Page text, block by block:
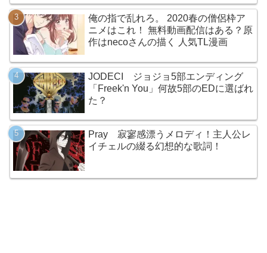
俺の指で乱れろ。 2020春の僧侶枠ア
ニメはこれ！ 無料動画配信はある？原
作はnecoさんの描く 人気TL漫画
JODECI ジョジョ5部エンディング
「Freek'n You」何故5部のEDに選ばれ
た？
Pray 寂寥感漂うメロディ！主人公レ
イチェルの綴る幻想的な歌詞！